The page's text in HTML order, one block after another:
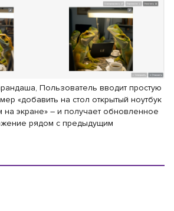
Пользователь вводит простую
«добавить на стол открытый ноутбук
на экране» – и получает обновленное
рядом с предыдущим